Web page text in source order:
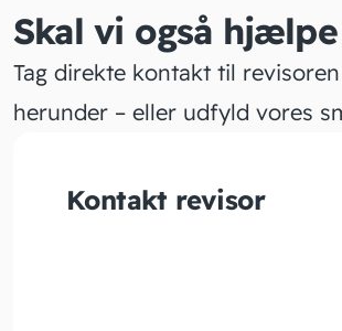
Skal vi også
Tag direkte kontakt til
herunder – eller udfyld vores
Kontakt revisor